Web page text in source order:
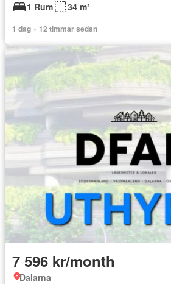
1 Rum
34 m²
1 dag + 12 timmar sedan
7 596 kr/month
Dalarna